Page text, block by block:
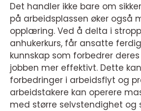
Det handler ikke bare om
på arbeidsplassen øker også
opplæring. Ved å delta i
anhukerkurs, får ansatte
kunnskap som forbedrer
jobben mer effektivt. Dette
forbedringer i arbeidsflyt og
arbeidstakere kan operere
med større selvstendighet og